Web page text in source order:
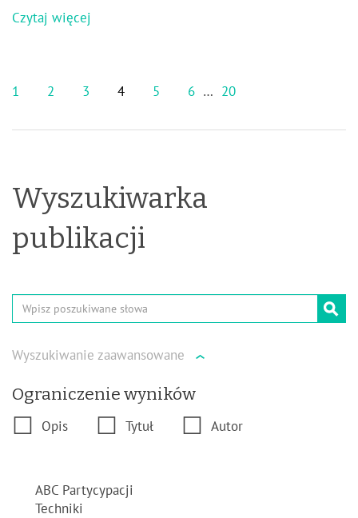
Czytaj więcej
1 2 3 4 5 6 … 20
Wyszukiwarka
publikacji
Wpisz
poszukiwane
Wyszukiwanie zaawansowane
›
Ograniczenie wyników
Opis Tytuł Autor
ABC Partycypacji
Techniki